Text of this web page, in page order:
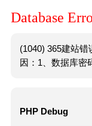
Database
(1040) 365建站
因：1、数据库密
PHP Debug